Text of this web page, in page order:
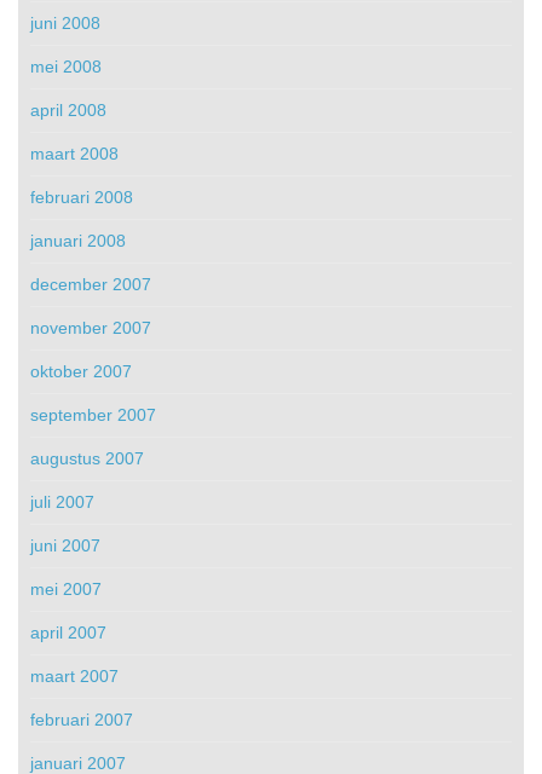
juni 2008
mei 2008
april 2008
maart 2008
februari 2008
januari 2008
december 2007
november 2007
oktober 2007
september 2007
augustus 2007
juli 2007
juni 2007
mei 2007
april 2007
maart 2007
februari 2007
januari 2007